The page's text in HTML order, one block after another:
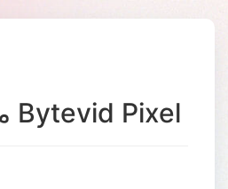
مرحبا بك في Bytevid Pixel